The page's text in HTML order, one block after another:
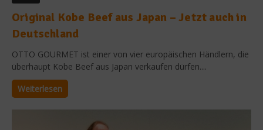
Original Kobe Beef aus Japan – Jetzt auch in
Deutschland
OTTO GOURMET ist einer von vier europäischen Händlern, die
überhaupt Kobe Beef aus Japan verkaufen dürfen....
Weiterlesen